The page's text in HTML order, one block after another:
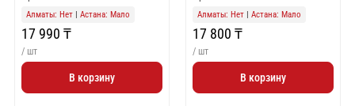
кошения
Алматы: Нет| Астана: Мало
17 990 ₸
/ шт
В корзину
48SP, L 50SP, L 50SR, L 50SV, L
для максимально
эффективного кошения
Алматы: Нет| Астана: Мало
17 800 ₸
/ шт
В корзину